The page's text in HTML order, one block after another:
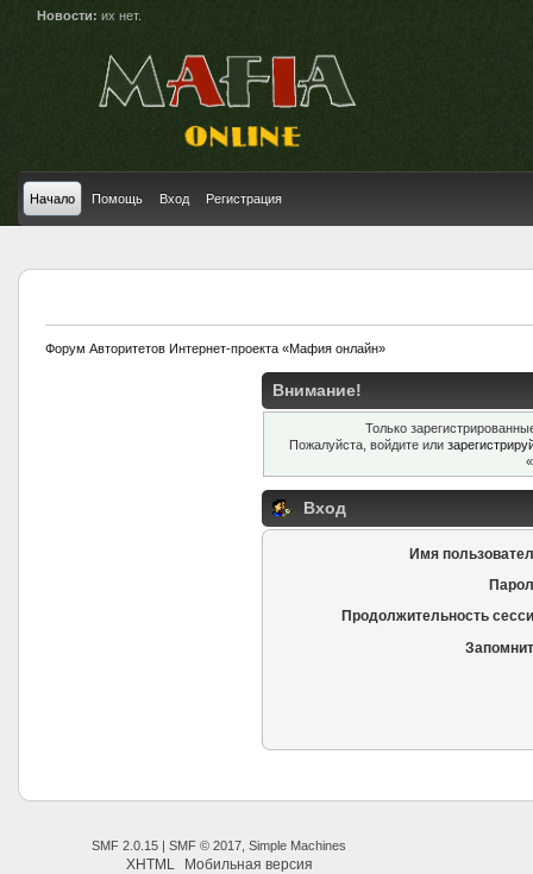
Новости: их нет.
Начало Помощь Вход Регистрация
Форум Авторитетов Интернет-проекта «Мафия онлайн»
Внимание!
Только
Пожалуйста, войдите или
Вход
Имя
Продолжительность
SMF 2.0.15 |SMF © 2017 ,Simple Machines
XHTML Мобильная версия